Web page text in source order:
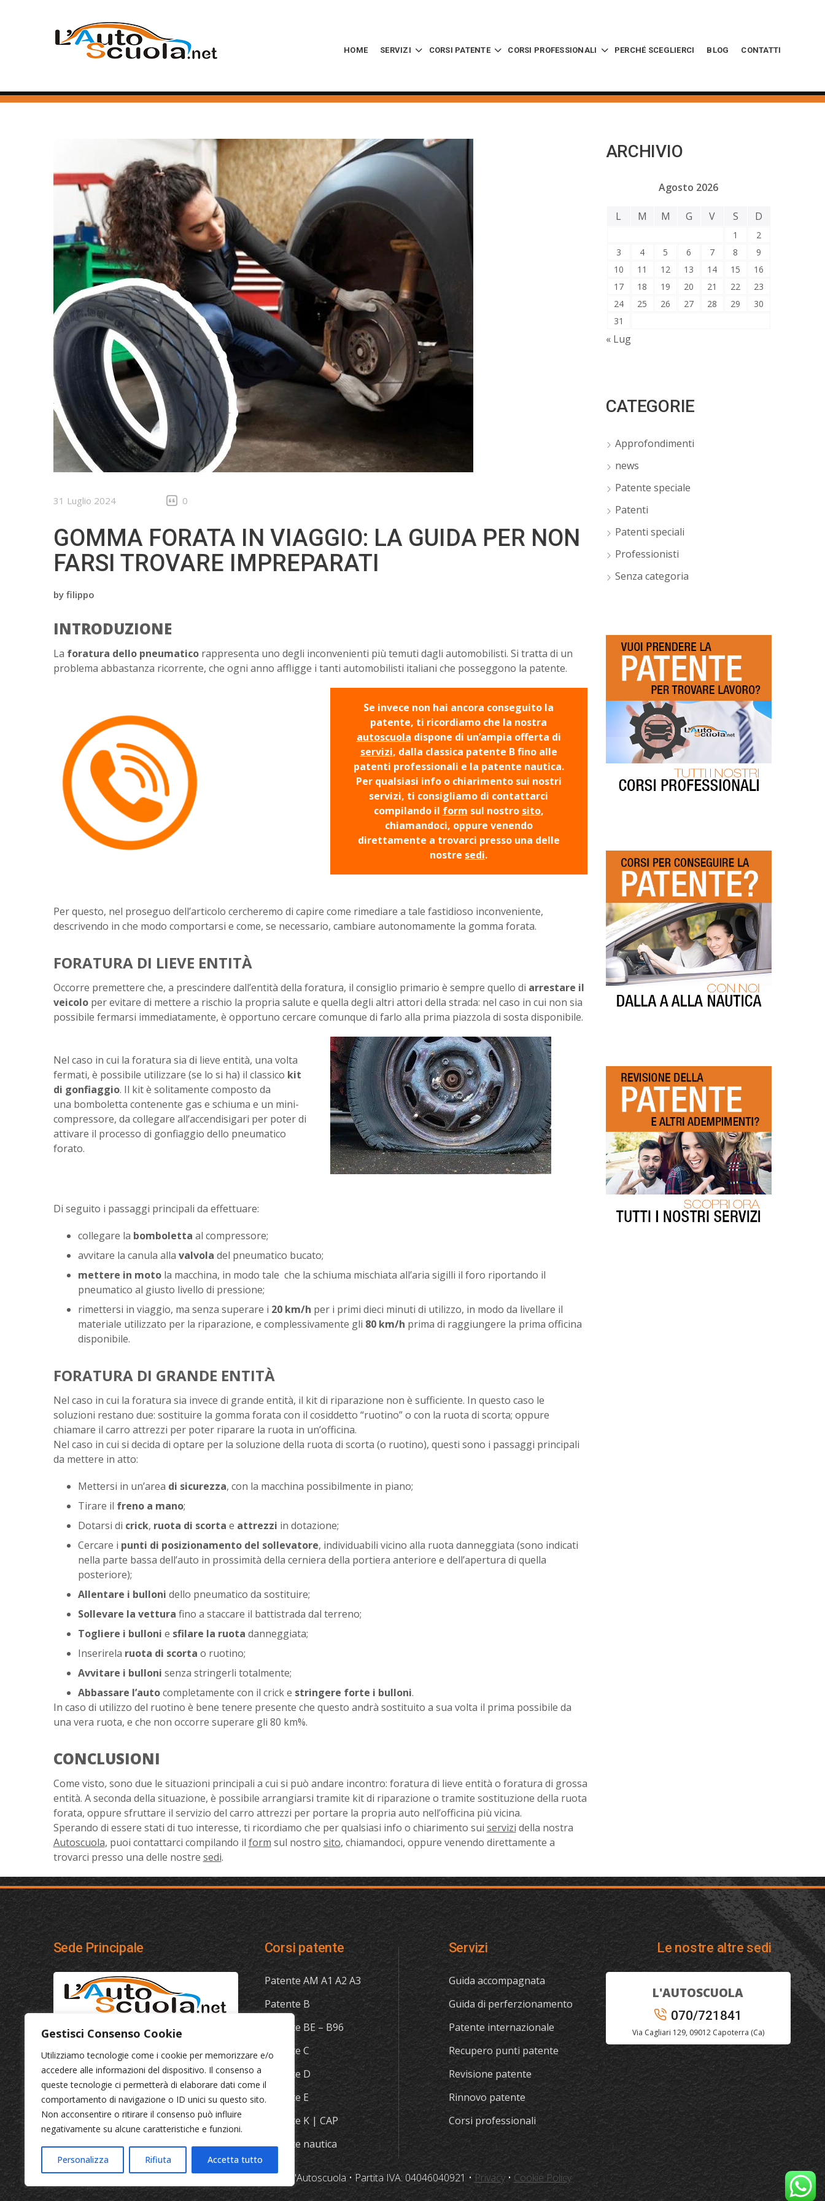
Gestisci Consenso Cookie
Utilizziamo tecnologie come i cookie per memorizzare e/o
accedere alle informazioni del dispositivo. Il consenso a
queste tecnologie ci permetterà di elaborare dati come il
comportamento di navigazione o ID unici su questo sito.
Non acconsentire o ritirare il consenso può influire
negativamente su alcune caratteristiche e funzioni.
Personalizza Rifiuta Accetta tutto
HOME SERVIZI CORSI PATENTE CORSI PROFESSIONALI PERCHÉ SCEGLIERCI BLOG CONTATTI
31 Luglio 2024 0
GOMMA FORATA IN VIAGGIO: LA GUIDA PER NON
FARSI TROVARE IMPREPARATI
by filippo
INTRODUZIONE
La foratura dello pneumatico rappresenta uno degli inconvenienti più temuti dagli automobilisti. Si tratta di un
problema abbastanza ricorrente, che ogni anno affligge i tanti automobilisti italiani che posseggono la patente.
Se invece non hai ancora conseguito la
patente, ti ricordiamo che la nostra
autoscuola dispone di un’ampia offerta di
servizi, dalla classica patente B fino alle
patenti professionali e la patente nautica.
Per qualsiasi info o chiarimento sui nostri
servizi, ti consigliamo di contattarci
compilando il form sul nostro sito,
chiamandoci, oppure venendo
direttamente a trovarci presso una delle
nostre sedi.
Per questo, nel proseguo dell’articolo cercheremo di capire come rimediare a tale fastidioso inconveniente,
descrivendo in che modo comportarsi e come, se necessario, cambiare autonomamente la gomma forata.
FORATURA DI LIEVE ENTITÀ
Occorre premettere che, a prescindere dall’entità della foratura, il consiglio primario è sempre quello di arrestare il
veicolo per evitare di mettere a rischio la propria salute e quella degli altri attori della strada: nel caso in cui non sia
possibile fermarsi immediatamente, è opportuno cercare comunque di farlo alla prima piazzola di sosta disponibile.
Nel caso in cui la foratura sia di lieve entità, una volta
fermati, è possibile utilizzare (se lo si ha) il classico kit
di gonfiaggio. Il kit è solitamente composto da
una bomboletta contenente gas e schiuma e un mini-
compressore, da collegare all’accendisigari per poter di
attivare il processo di gonfiaggio dello pneumatico
forato.
Di seguito i passaggi principali da effettuare:
collegare la bomboletta al compressore;
avvitare la canula alla valvola del pneumatico bucato;
mettere in motola macchina, in modo tale che la schiuma mischiata all’aria sigilli il foro riportando il
pneumatico al giusto livello di pressione;
rimettersi in viaggio, ma senza superare i 20 km/h per i primi dieci minuti di utilizzo, in modo da livellare il
materiale utilizzato per la riparazione, e complessivamente gli 80 km/h prima di raggiungere la prima officina
disponibile.
FORATURA DI GRANDE ENTITÀ
Nel caso in cui la foratura sia invece di grande entità, il kit di riparazione non è sufficiente. In questo caso le
soluzioni restano due: sostituire la gomma forata con il cosiddetto “ruotino” o con la ruota di scorta; oppure
chiamare il carro attrezzi per poter riparare la ruota in un’officina.
Nel caso in cui si decida di optare per la soluzione della ruota di scorta (o ruotino), questi sono i passaggi principali
da mettere in atto:
Mettersi in un’area di sicurezza, con la macchina possibilmente in piano;
Tirare il freno a mano;
Dotarsi di crick, ruota di scorta e attrezzi in dotazione;
Cercare i punti di posizionamento del sollevatore, individuabili vicino alla ruota danneggiata (sono indicati
nella parte bassa dell’auto in prossimità della cerniera della portiera anteriore e dell’apertura di quella
posteriore);
Allentare i bulloni dello pneumatico da sostituire;
Sollevare la vettura fino a staccare il battistrada dal terreno;
Togliere i bulloni e sfilare la ruota danneggiata;
Inserirela ruota di scorta o ruotino;
Avvitare i bulloni senza stringerli totalmente;
Abbassare l’autocompletamente con il crick e stringere forte i bulloni.
In caso di utilizzo del ruotino è bene tenere presente che questo andrà sostituito a sua volta il prima possibile da
una vera ruota, e che non occorre superare gli 80 km%.
CONCLUSIONI
Come visto, sono due le situazioni principali a cui si può andare incontro: foratura di lieve entità o foratura di grossa
entità. A seconda della situazione, è possibile arrangiarsi tramite kit di riparazione o tramite sostituzione della ruota
forata, oppure sfruttare il servizio del carro attrezzi per portare la propria auto nell’officina più vicina.
Sperando di essere stati di tuo interesse, ti ricordiamo che per qualsiasi info o chiarimento sui servizi della nostra
Autoscuola, puoi contattarci compilando il form sul nostro sito, chiamandoci, oppure venendo direttamente a
trovarci presso una delle nostre sedi.
ARCHIVIO
Agosto 2026
L M M G V S D
1
2
3
4 5 6 7 8
9
10
11 12 13 14 15
16
17
18 19 20 21 22
23
24
25 26 27 28 29
30
31
« Lug
CATEGORIE
Approfondimenti
news
Patente speciale
Patenti
Patenti speciali
Professionisti
Senza categoria
Sede Principale
070 261915 - Whatsapp
3311333011
Via Gorizia 72, 09028, Sestu (Ca)
Corsi patente
Patente AM A1 A2 A3
Patente B
Patente BE – B96
Patente C
Patente D
Patente E
Patente K | CAP
Patente nautica
Servizi
Guida accompagnata
Guida di perferzionamento
Patente internazionale
Recupero punti patente
Revisione patente
Rinnovo patente
Corsi professionali
Le nostre altre sedi
L'AUTOSCUOLA
070/721841
Via Cagliari 129, 09012 Capoterra (Ca)
© 2023 L'Autoscuola • Partita IVA: 04046040921 •Privacy• Cookie Policy